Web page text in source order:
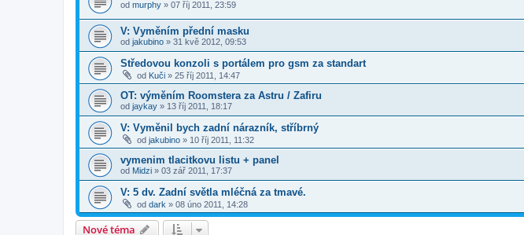
od murphy » 07 říj 2011, 23:59
V: Vyměním přední masku
od jakubino » 31 kvě 2012, 09:53
Středovou konzoli s portálem pro gsm za standart
od Kuči » 25 říj 2011, 14:47
OT: výměním Roomstera za Astru / Zafiru
od jaykay » 13 říj 2011, 18:17
V: Vyměnil bych zadní nárazník, stříbrný
od jakubino » 10 říj 2011, 11:32
vymenim tlacitkovu listu + panel
od Midzi » 03 zář 2011, 17:37
V: 5 dv. Zadní světla mléčná za tmavé.
od dark » 08 úno 2011, 14:28
Nové téma